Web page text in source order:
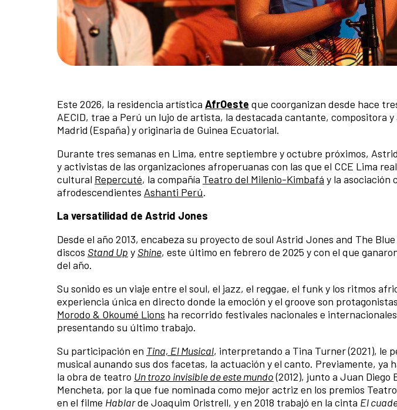
Este 2026, la residencia artística AfrOeste que coorganizan desde hace
AECID, trae a Perú un lujo de artista, la destacada cantante, compositora
Madrid (España) y originaria de Guinea Ecuatorial.
Durante tres semanas en Lima, entre septiembre y octubre próximos,
y activistas de las organizaciones afroperuanas con las que el CCE Lima
cultural Repercuté, la compañía Teatro del Milenio-Kimbafá y la asociación
afrodescendientes Ashanti Perú.
La versatilidad de Astrid Jones
Desde el año 2013, encabeza su proyecto de soul Astrid Jones and The
discos Stand Up y Shine, este último en febrero de 2025 y con el que
del año.
Su sonido es un viaje entre el soul, el jazz, el reggae, el funk y los ritmos
experiencia única en directo donde la emoción y el groove son
Morodo & Okoumé Lions ha recorrido festivales nacionales e
presentando su último trabajo.
Su participación en Tina, El Musical, interpretando a Tina Turner (2021), le
musical aunando sus dos facetas, la actuación y el canto. Previamente, ya
la obra de teatro Un trozo invisible de este mundo(2012), junto a Juan Diego
Mencheta, por la que fue nominada como mejor actriz en los premios
en el filme Hablarde Joaquim Oristrell, y en 2018 trabajó en la cinta El